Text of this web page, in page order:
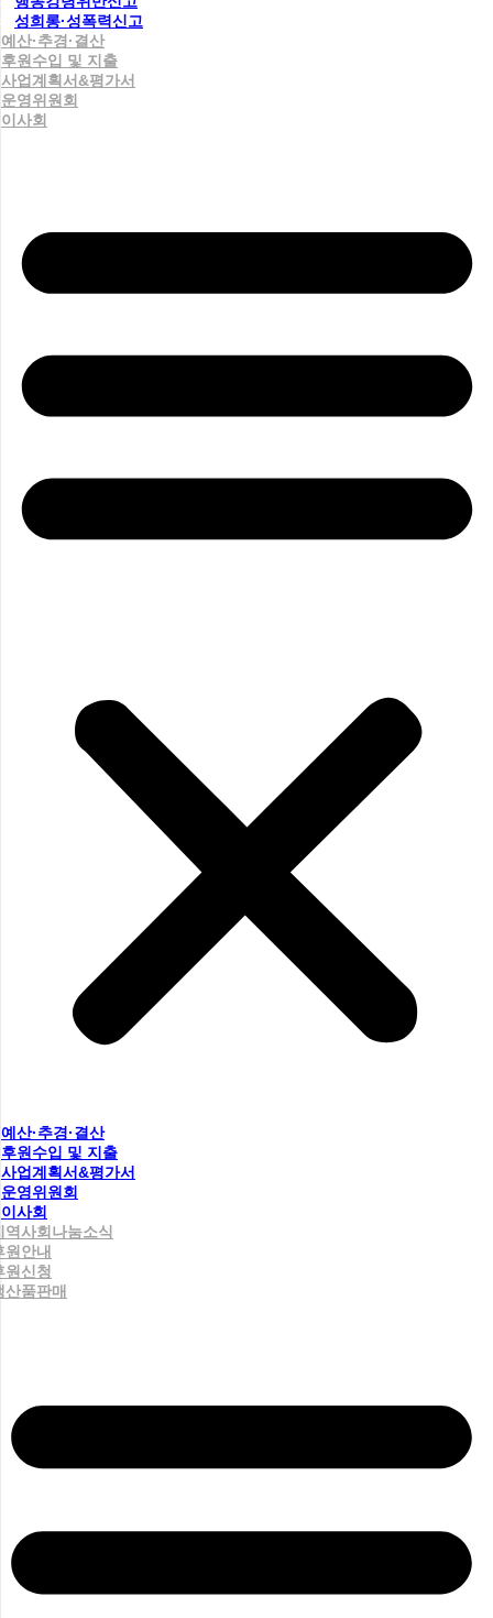
성희롱·성폭력신고
예산·추경·결산
후원수입 및 지출
사업계획서&평가서
운영위원회
이사회
예산·추경·결산
후원수입 및 지출
사업계획서&평가서
운영위원회
이사회
역사회나눔소식
원안내
원신청
산품판매